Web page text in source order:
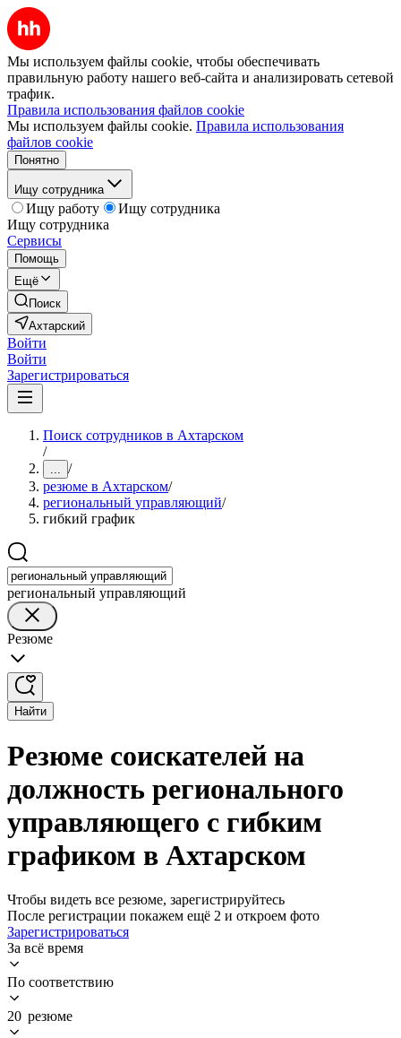
Мы используем файлы cookie, чтобы обеспечивать
правильную работу нашего веб-сайта и анализировать сетевой
трафик.
Правила использования файлов cookie
Мы используем файлы cookie. Правила использования
файлов cookie
Понятно
Ищу сотрудника
Ищу работу
Ищу сотрудника
Ищу сотрудника
Сервисы
Помощь
Ещё
Поиск
Ахтарский
Войти
Войти
Зарегистрироваться
Поиск сотрудников в Ахтарском
/
... /
резюме в Ахтарском/
региональный управляющий/
гибкий график
региональный управляющий
Резюме
Найти
Резюме соискателей на
должность регионального
управляющего с гибким
графиком в Ахтарском
Чтобы видеть все резюме, зарегистрируйтесь
После регистрации покажем ещё 2 и откроем фото
Зарегистрироваться
За всё время
По соответствию
20 резюме